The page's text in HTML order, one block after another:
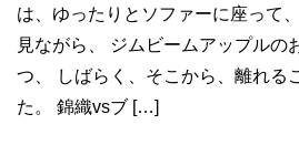
は、ゆったりとソファーに座って
見ながら、 ジムビームアップルの
つ、 しばらく、そこから、離れる
た。 錦織vsブ […]